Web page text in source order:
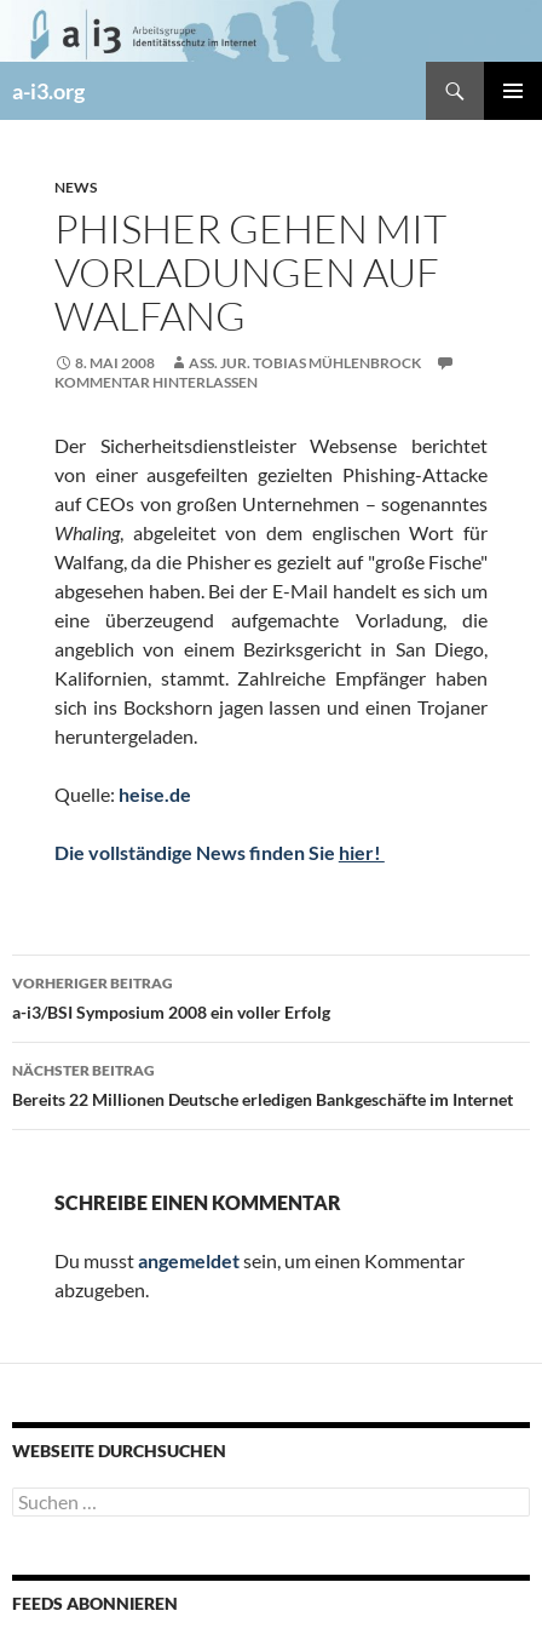
Zum
Inhalt
a-i3.org
NEWS
PHISHER GEHEN MIT
VORLADUNGEN AUF
WALFANG
8. MAI 2008
ASS. JUR. TOBIAS MÜHLENBROCK
KOMMENTAR HINTERLASSEN
Der Sicherheitsdienstleister Websense berichtet
von einer ausgefeilten gezielten Phishing-Attacke
auf CEOs von großen Unternehmen – sogenanntes
Whaling, abgeleitet von dem englischen Wort für
Walfang, da die Phisher es gezielt auf "große Fische"
abgesehen haben. Bei der E-Mail handelt es sich um
eine überzeugend aufgemachte Vorladung, die
angeblich von einem Bezirksgericht in San Diego,
Kalifornien, stammt. Zahlreiche Empfänger haben
sich ins Bockshorn jagen lassen und einen Trojaner
heruntergeladen.
Quelle: heise.de
Die vollständige News finden Sie hier!
Beitragsnavigation
VORHERIGER BEITRAG
a-i3/BSI Symposium 2008 ein voller Erfolg
NÄCHSTER BEITRAG
Bereits 22 Millionen Deutsche erledigen Bankgeschäfte im Internet
SCHREIBE EINEN KOMMENTAR
Du musstangemeldetsein, um einen Kommentar
abzugeben.
WEBSEITE DURCHSUCHEN
Suchen
nach:
FEEDS ABONNIEREN